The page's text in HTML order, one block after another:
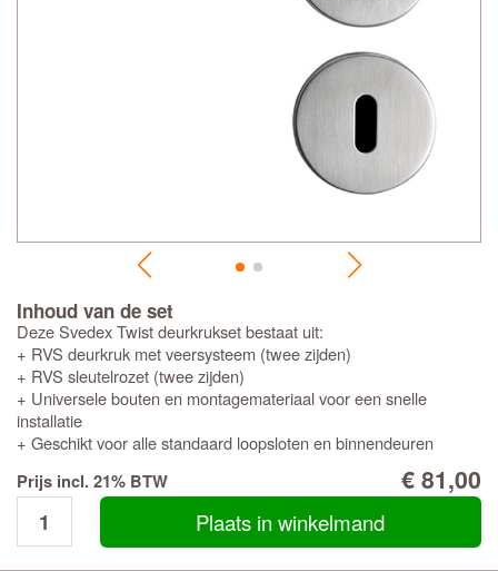
Inhoud van de set
Deze Svedex Twist deurkrukset bestaat uit:
+ RVS deurkruk met veersysteem (twee zijden)
+ RVS sleutelrozet (twee zijden)
+ Universele bouten en montagemateriaal voor een snelle
installatie
+ Geschikt voor alle standaard loopsloten en binnendeuren
Prijs incl. 21% BTW
€ 81,00
Plaats in winkelmand